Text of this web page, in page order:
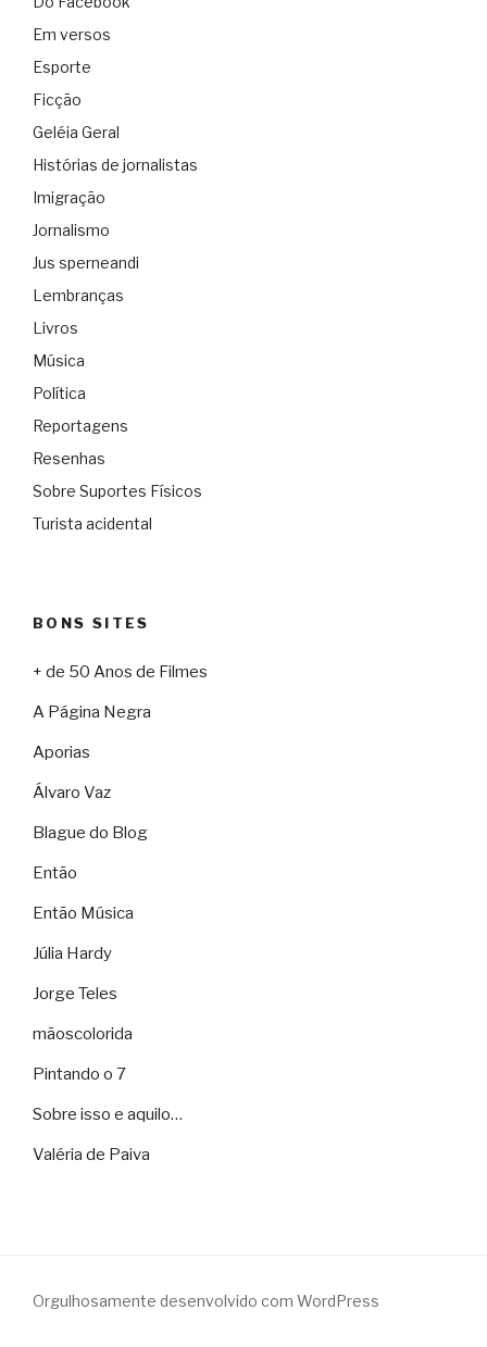
Em versos
Esporte
Ficção
Geléia Geral
Histórias de jornalistas
Imigração
Jornalismo
Jus sperneandi
Lembranças
Livros
Música
Política
Reportagens
Resenhas
Sobre Suportes Físicos
Turista acidental
BONS SITES
+ de 50 Anos de Filmes
A Página Negra
Aporias
Álvaro Vaz
Blague do Blog
Então
Então Música
Júlia Hardy
Jorge Teles
mãoscolorida
Pintando o 7
Sobre isso e aquilo…
Valéria de Paiva
Orgulhosamente desenvolvido com WordPress